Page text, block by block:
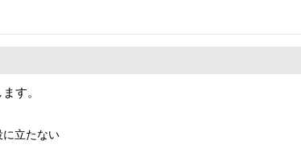
す。
に立たない